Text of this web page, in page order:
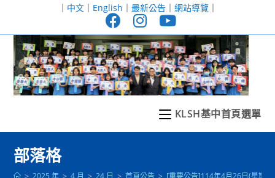
至
｜ 中文｜ English ｜ 最新公告｜ 網站導覽｜
KLSH基中首頁選單
部落格
> 2025 年 > 4 月 > 24 日 > 首頁公告 > [重要公告]114年4月26日(星期